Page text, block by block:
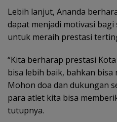
Lebih lanjut, Ananda
dapat menjadi motivasi
untuk meraih prestasi
“Kita berharap prestasi
bisa lebih baik, bahkan bisa
Mohon doa dan dukungan
para atlet kita bisa
tutupnya.